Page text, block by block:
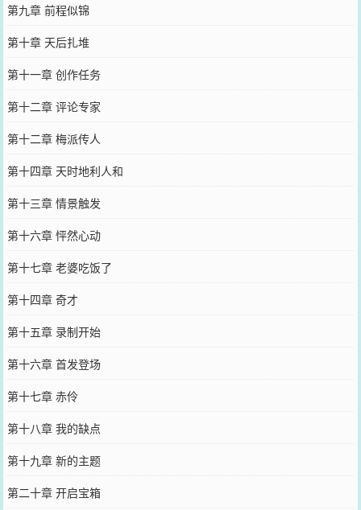
第九章 前程似锦
第十章 天后扎堆
第十一章 创作任务
第十二章 评论专家
第十二章 梅派传人
第十四章 天时地利人和
第十三章 情景触发
第十六章 怦然心动
第十七章 老婆吃饭了
第十四章 奇才
第十五章 录制开始
第十六章 首发登场
第十七章 赤伶
第十八章 我的缺点
第十九章 新的主题
第二十章 开启宝箱